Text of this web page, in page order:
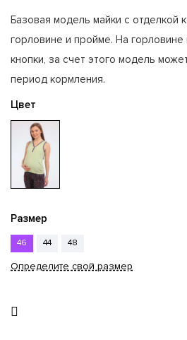
Базовая модель майки с отделкой
горловине и пройме. На
кнопки, за счет этого модель
период кормления.
Цвет
Размер
46 44 48
Определите свой размер